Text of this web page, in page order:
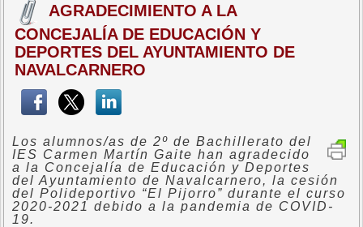
AGRADECIMIENTO A LA
CONCEJALÍA DE EDUCACIÓN Y
DEPORTES DEL AYUNTAMIENTO DE
NAVALCARNERO
Los alumnos/as de 2º de Bachillerato del
IES Carmen Martín Gaite han agradecido
a la Concejalía de Educación y Deportes
del Ayuntamiento de Navalcarnero, la cesión
del Polideportivo “El Pijorro” durante el curso
2020-2021 debido a la pandemia de COVID-
19.